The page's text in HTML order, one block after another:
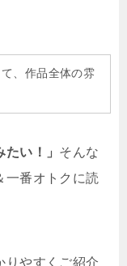
、作品全体の雰
い！」 そんな
一番オトクに読
りやすくご紹介